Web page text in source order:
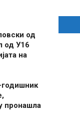
од
од У16
на
пронашла